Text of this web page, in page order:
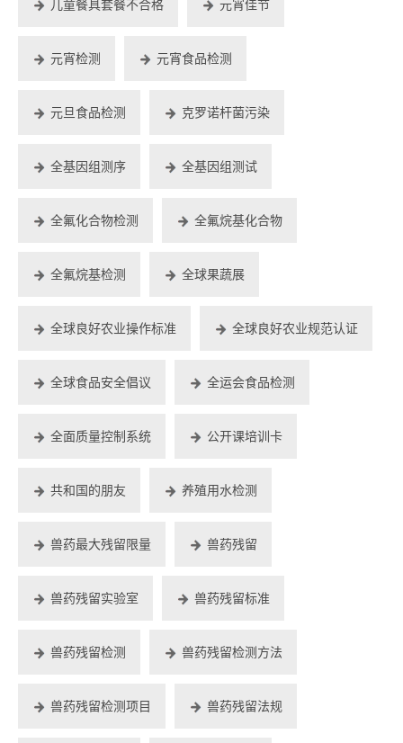
儿童餐具套餐不合格 元宵佳节
元宵检测 元宵食品检测
元旦食品检测 克罗诺杆菌污染
全基因组测序 全基因组测试
全氟化合物检测 全氟烷基化合物
全氟烷基检测 全球果蔬展
全球良好农业操作标准 全球良好农业规范认证
全球食品安全倡议 全运会食品检测
全面质量控制系统 公开课培训卡
共和国的朋友 养殖用水检测
兽药最大残留限量 兽药残留
兽药残留实验室 兽药残留标准
兽药残留检测 兽药残留检测方法
兽药残留检测项目 兽药残留法规